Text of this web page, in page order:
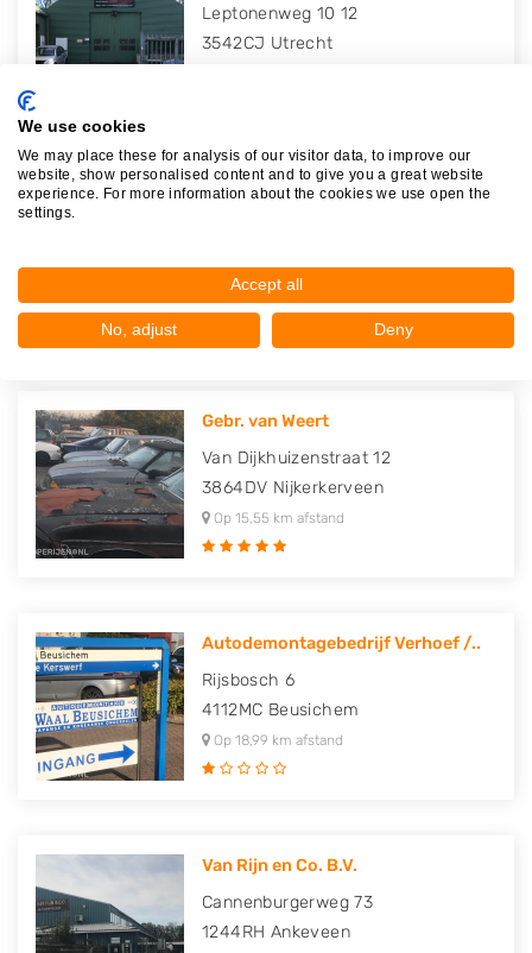
Leptonenweg 10 12
3542CJ Utrecht
Askar Auto-Demontagebedrijf
3542CJ Utrecht
Op 15,38 km afstand
Gebr. van Weert
Van Dijkhuizenstraat 12
3864DV Nijkerkerveen
Op 15,55 km afstand
Autodemontagebedrijf Verhoef /..
Rijsbosch 6
4112MC Beusichem
Op 18,99 km afstand
Van Rijn en Co. B.V.
Cannenburgerweg 73
1244RH Ankeveen
We use cookies
We may place these for analysis of our visitor data, to improve our
website, show personalised content and to give you a great website
experience. For more information about the cookies we use open the
settings.
Accept all
No, adjust Deny